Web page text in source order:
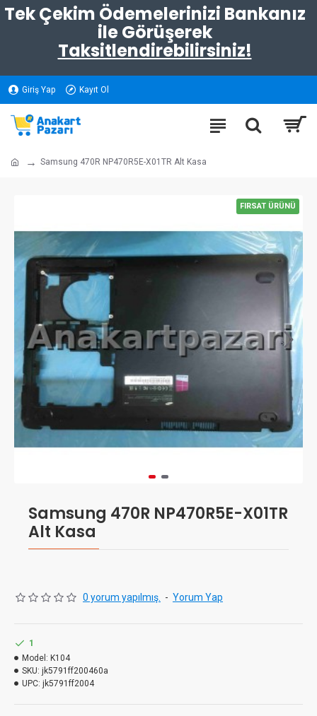
Tek Çekim Ödemelerinizi Bankanız
ile Görüşerek
Taksitlendirebilirsiniz!
Giriş Yap Kayıt Ol
Samsung 470R NP470R5E-X01TR Alt Kasa
FIRSAT ÜRÜNÜ
Samsung 470R NP470R5E-X01TR
Alt Kasa
0 yorum yapılmış. - Yorum Yap
1
Model: K104
SKU: jk5791ff200460a
UPC: jk5791ff2004